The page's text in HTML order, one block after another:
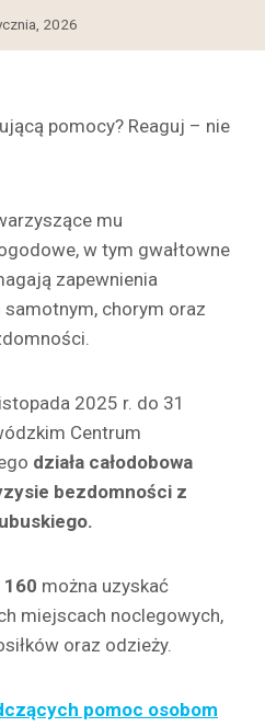
2026
pomocy? Reaguj – nie
mu
w tym gwałtowne
zapewnienia
chorym oraz
2025 r. do 31
Centrum
działa całodobowa
bezdomności z
160 można uzyskać
miejscach noclegowych,
oraz odzieży.
pomoc osobom